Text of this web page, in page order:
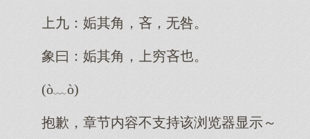
九：姤其角，吝，无咎。
象曰：姤其角，穷吝。
(ò﹏ò)
抱歉，章节内容不支持该浏览器显示～